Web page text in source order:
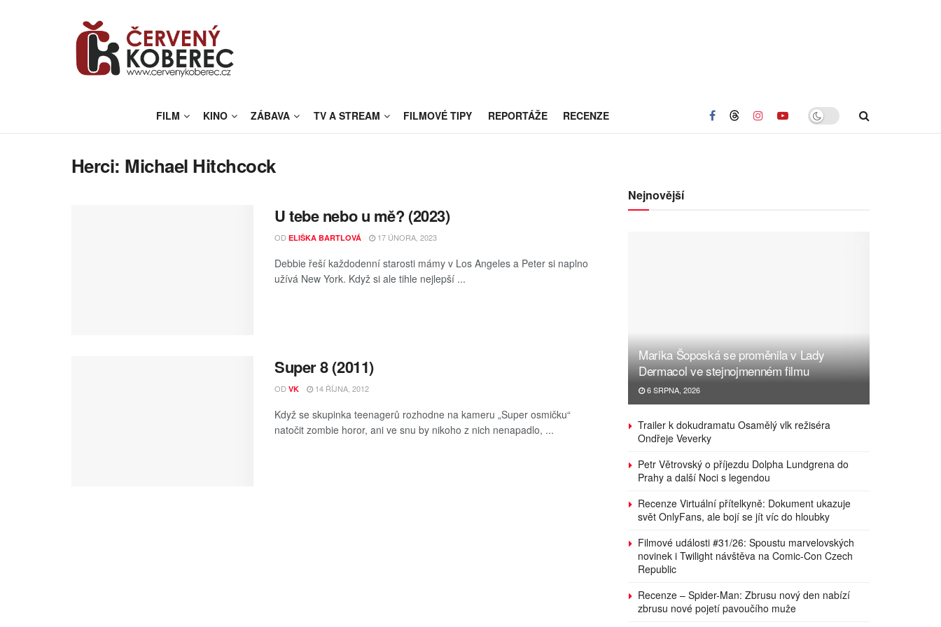
FILM KINO ZÁBAVA TV A STREAM FILMOVÉ TIPY REPORTÁŽE RECENZE
Herci: Michael Hitchcock
U tebe nebo u mě? (2023)
OD ELIŠKA BARTLOVÁ 17 ÚNORA, 2023
Debbie řeší každodenní starosti mámy v Los Angeles a Peter si naplno
užívá New York. Když si ale tihle nejlepší ...
Super 8 (2011)
OD VK 14 ŘÍJNA, 2012
Když se skupinka teenagerů rozhodne na kameru „Super osmičku“
natočit zombie horor, ani ve snu by nikoho z nich nenapadlo, ...
Nejnovější
Marika Šoposká se proměnila v Lady
Dermacol ve stejnojmenném filmu
6 SRPNA, 2026
Trailer k dokudramatu Osamělý vlk režiséra
Ondřeje Veverky
Petr Větrovský o příjezdu Dolpha Lundgrena do
Prahy a další Noci s legendou
Recenze Virtuální přítelkyně: Dokument ukazuje
svět OnlyFans, ale bojí se jít víc do hloubky
Filmové události #31/26: Spoustu marvelovských
novinek i Twilight návštěva na Comic-Con Czech
Republic
Recenze – Spider-Man: Zbrusu nový den nabízí
zbrusu nové pojetí pavoučího muže